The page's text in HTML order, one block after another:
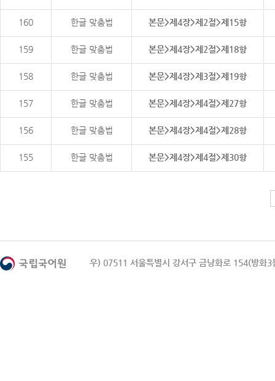
160 한글 맞춤법 본문>제4장>제2절>제15항
159 한글 맞춤법 본문>제4장>제2절>제18항
158 한글 맞춤법 본문>제4장>제3절>제19항
157 한글 맞춤법 본문>제4장>제4절>제27항
156 한글 맞춤법 본문>제4장>제4절>제28항
155 한글 맞춤법 본문>제4장>제4절>제30항
우) 07511 서울특별시 강서구 금낭화로 154(방화3